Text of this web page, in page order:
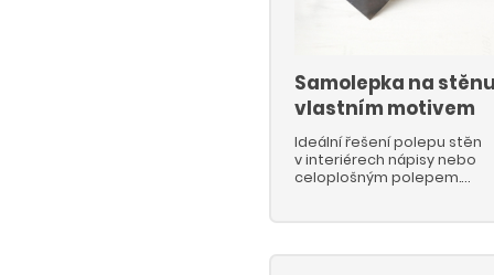
Samolepka na
vlastním motivem
Ideální řešení polepu stěn
v interiérech nápisy nebo
celoplošným polepem.